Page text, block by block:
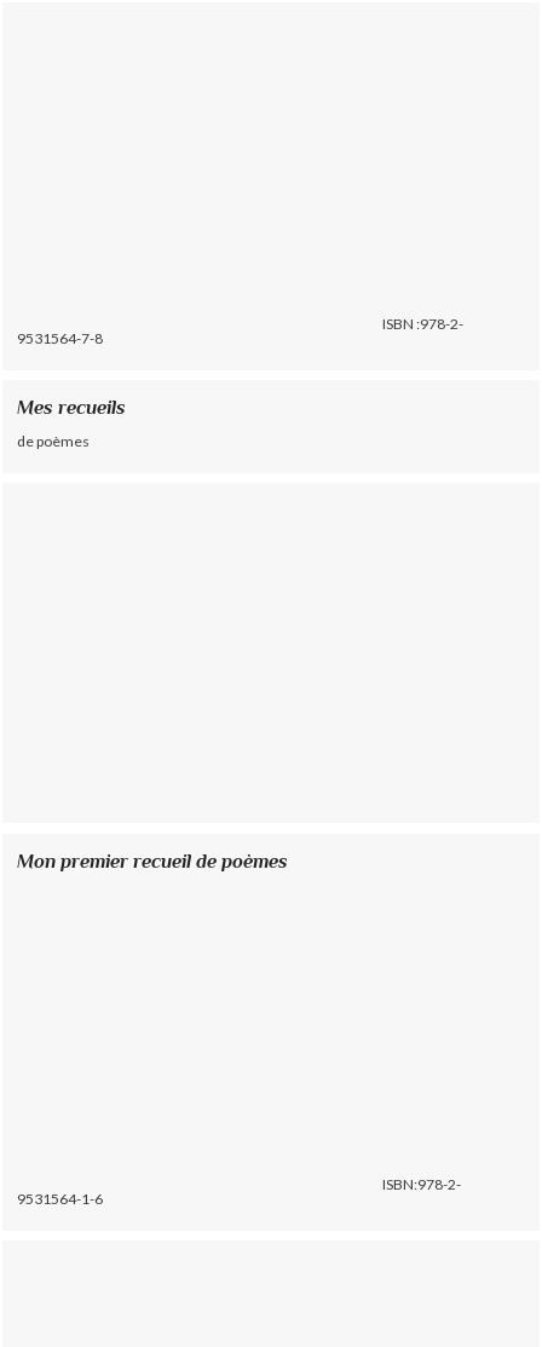
ISBN :978-2-
9531564-7-8
Mes recueils
de poèmes
Mon premier recueil de poèmes
ISBN:978-2-
9531564-1-6